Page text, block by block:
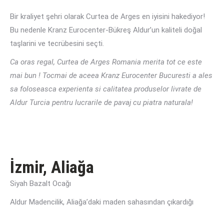
Bir kraliyet şehri olarak Curtea de Arges en iyisini hakediyor!
Bu nedenle Kranz Eurocenter-Bükreş Aldur’un kaliteli doğal
taşlarini ve tecrübesini seçti.
Ca oras regal, Curtea de Arges Romania merita tot ce este
mai bun ! Tocmai de aceea Kranz Eurocenter Bucuresti a ales
sa foloseasca experienta si calitatea produselor livrate de
Aldur Turcia pentru lucrarile de pavaj cu piatra naturala!
İzmir, Aliağa
Siyah Bazalt Ocağı
Aldur Madencilik, Aliağa’daki maden sahasından çıkardığı